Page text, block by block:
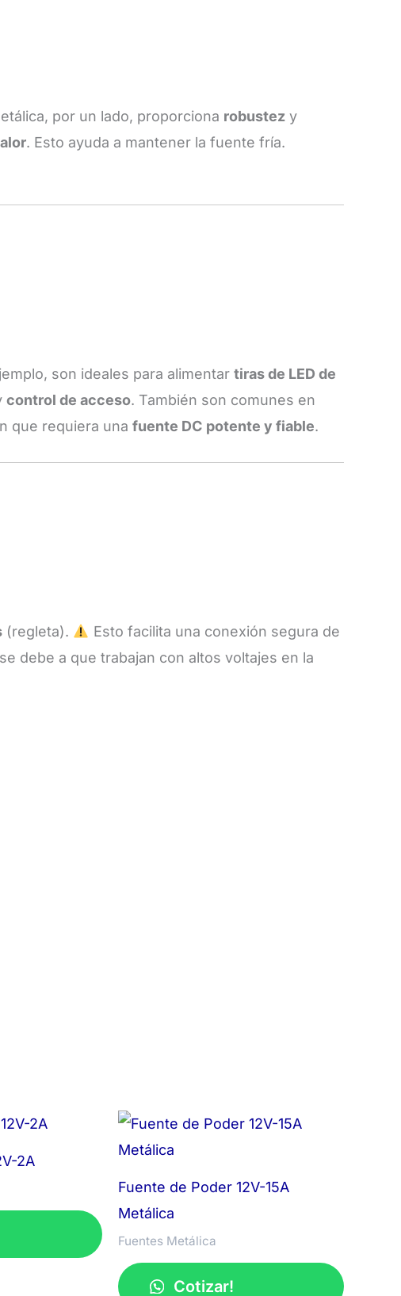
por un lado, proporciona robustezy
. Esto ayuda a mantener la fuente fría.
son ideales para alimentar tiras de LED de
control de acceso. También son comunes en
que requiera una fuente DC potente y fiable.
(regleta).
Esto facilita una conexión segura de
debe a que trabajan con altos voltajes en la
2A
Fuente de Poder 12V-15A
Metálica
Fuentes Metálica
Cotizar!